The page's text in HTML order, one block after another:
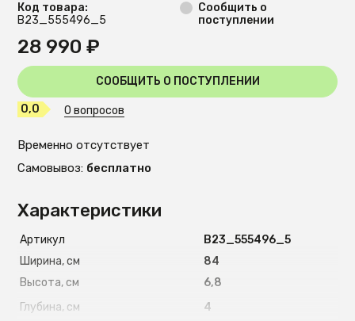
Характеристики
Артикул
B23_555496_5
Ширина, см
84
Высота, см
6,8
Глубина, см
4
Код товара:
B23_555496_5
Сообщить о
поступлении
28 990 ₽
СООБЩИТЬ О ПОСТУПЛЕНИИ
0,0 0 вопросов
Временно отсутствует
Самовывоз: бесплатно